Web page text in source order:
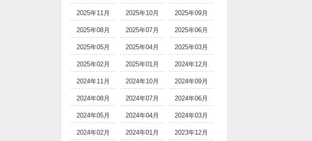
2025年11月 2025年10月 2025年09月
2025年08月 2025年07月 2025年06月
2025年05月 2025年04月 2025年03月
2025年02月 2025年01月 2024年12月
2024年11月 2024年10月 2024年09月
2024年08月 2024年07月 2024年06月
2024年05月 2024年04月 2024年03月
2024年02月 2024年01月 2023年12月